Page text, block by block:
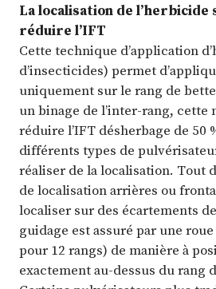
La localisation de
réduire l’IFT
Cette technique d’application
d’insecticides) permet
uniquement sur le rang de
un binage de l’inter-rang, cette
réduire l’IFT désherbage de 50
différents types de
réaliser de la localisation. Tout
de localisation arrières ou
localiser sur des écartements
guidage est assuré par une
pour 12 rangs) de manière à
exactement au-dessus du rang